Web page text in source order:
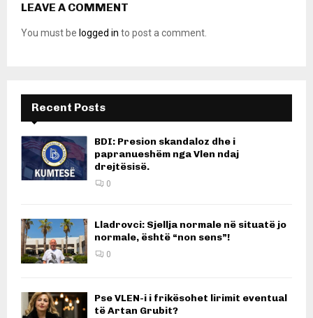
LEAVE A COMMENT
You must be logged in to post a comment.
Recent Posts
BDI: Presion skandaloz dhe i
papranueshëm nga Vlen ndaj
drejtësisë.
0
Lladrovci: Sjellja normale në situatë jo
normale, është “non sens”!
0
Pse VLEN-i i frikësohet lirimit eventual
të Artan Grubit?